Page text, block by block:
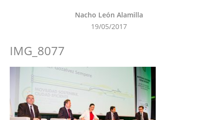
Nacho León Alamilla
19/05/2017
IMG_8077